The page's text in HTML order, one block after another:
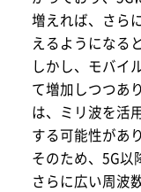
増えれば、さら
えるようになる
しかし、モバイ
て増加しつつあ
は、ミリ波を活
する可能性があ
そのため、5G以
さらに広い周波